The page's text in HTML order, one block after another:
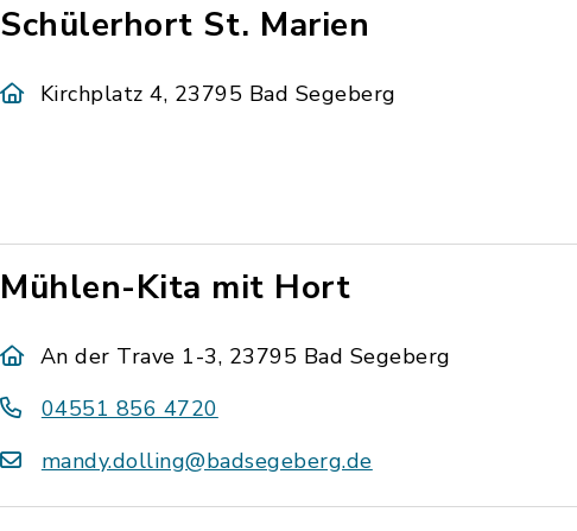
Schülerhort St. Marien
Kirchplatz 4, 23795 Bad Segeberg
Mühlen-Kita mit Hort
An der Trave 1-3, 23795 Bad Segeberg
04551 856 4720
mandy.dolling@badsegeberg.de